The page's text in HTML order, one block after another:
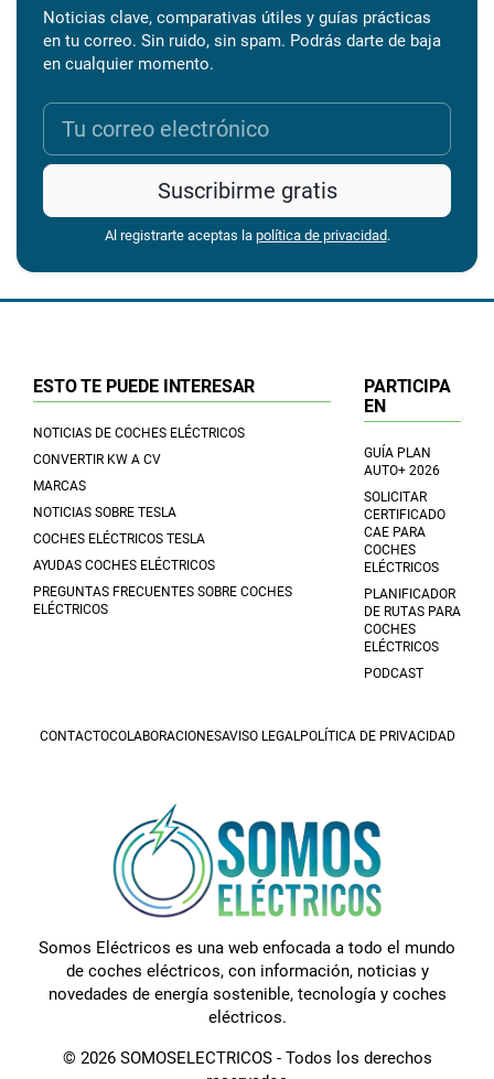
Noticias clave, comparativas útiles y guías prácticas
en tu correo. Sin ruido, sin spam. Podrás darte de baja
en cualquier momento.
Suscribirme gratis
Al registrarte aceptas la política de privacidad.
ESTO TE PUEDE INTERESAR
NOTICIAS DE COCHES ELÉCTRICOS
CONVERTIR KW A CV
MARCAS
NOTICIAS SOBRE TESLA
COCHES ELÉCTRICOS TESLA
AYUDAS COCHES ELÉCTRICOS
PREGUNTAS FRECUENTES SOBRE COCHES
ELÉCTRICOS
PARTICIPA
EN
GUÍA PLAN
AUTO+ 2026
SOLICITAR
CERTIFICADO
CAE PARA
COCHES
ELÉCTRICOS
PLANIFICADOR
DE RUTAS PARA
COCHES
ELÉCTRICOS
PODCAST
CONTACTOCOLABORACIONESAVISO LEGALPOLÍTICA DE PRIVACIDAD
Somos Eléctricos es una web enfocada a todo el mundo
de coches eléctricos, con información, noticias y
novedades de energía sostenible, tecnología y coches
eléctricos.
© 2026 SOMOSELECTRICOS - Todos los derechos